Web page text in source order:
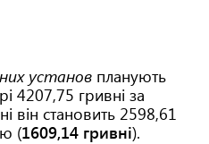
установ планують
4207,75 гривні за
він становить 2598,61
(1609,14 гривні).